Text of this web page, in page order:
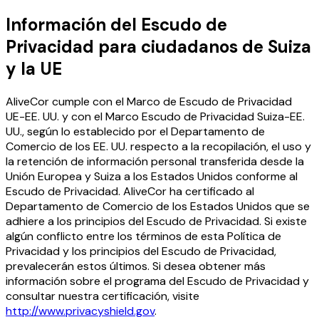
Información del Escudo de
Privacidad para ciudadanos de Suiza
y la UE
AliveCor cumple con el Marco de Escudo de Privacidad
UE-EE. UU. y con el Marco Escudo de Privacidad Suiza-EE.
UU., según lo establecido por el Departamento de
Comercio de los EE. UU. respecto a la recopilación, el uso y
la retención de información personal transferida desde la
Unión Europea y Suiza a los Estados Unidos conforme al
Escudo de Privacidad. AliveCor ha certificado al
Departamento de Comercio de los Estados Unidos que se
adhiere a los principios del Escudo de Privacidad. Si existe
algún conflicto entre los términos de esta Política de
Privacidad y los principios del Escudo de Privacidad,
prevalecerán estos últimos. Si desea obtener más
información sobre el programa del Escudo de Privacidad y
consultar nuestra certificación, visite
http://www.privacyshield.gov.